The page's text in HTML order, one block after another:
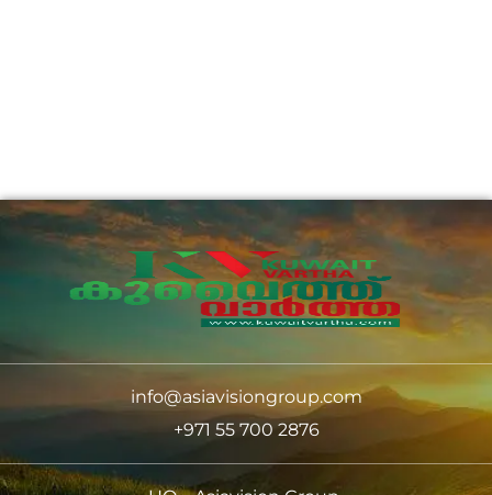
info@asiavisiongroup.com
+971 55 700 2876